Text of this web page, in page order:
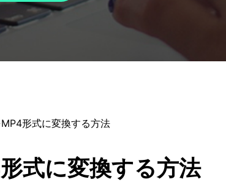
形式に変換する方法
式に変換する方法